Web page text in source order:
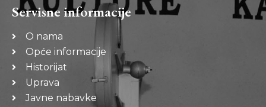
Servisne informacije
O nama
Opće informacije
Historijat
Uprava
Javne nabavke